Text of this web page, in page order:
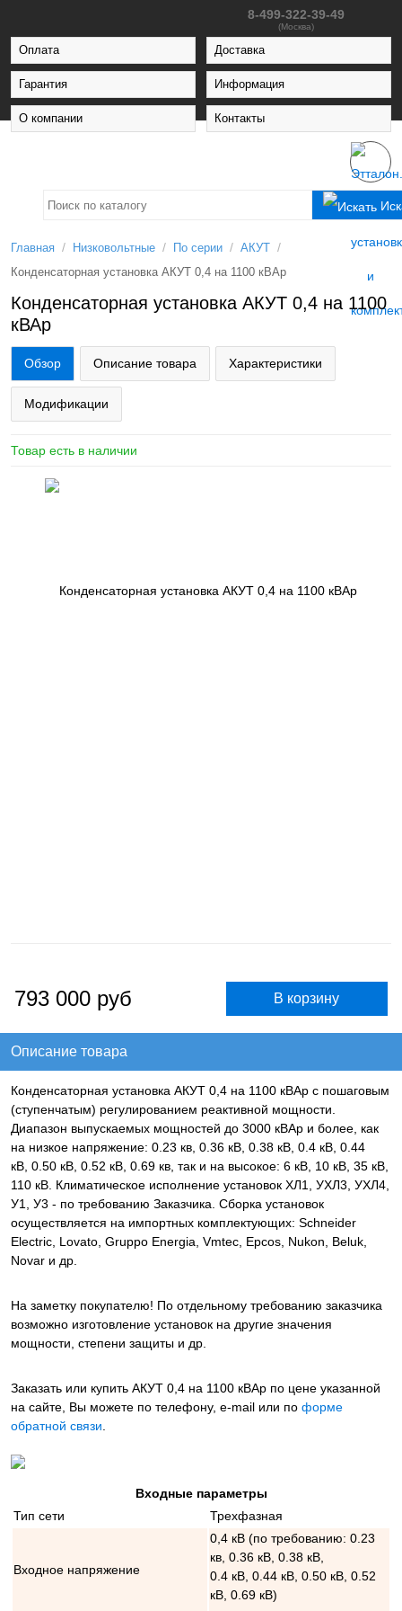
8-499-322-39-49
(Москва)
Оплата Доставка
Гарантия Информация
О компании Контакты
Главная / Низковольтные / По серии / АКУТ /
Конденсаторная установка АКУТ 0,4 на 1100 кВАр
Конденсаторная установка АКУТ 0,4 на 1100
кВАр
Обзор Описание товара Характеристики
Модификации
Товар есть в наличии
793 000 руб
Описание товара
Конденсаторная установка АКУТ 0,4 на 1100 кВАр с пошаговым
(ступенчатым) регулированием реактивной мощности.
Диапазон выпускаемых мощностей до 3000 кВАр и более, как
на низкое напряжение: 0.23 кв, 0.36 кВ, 0.38 кВ, 0.4 кВ, 0.44
кВ, 0.50 кВ, 0.52 кВ, 0.69 кв, так и на высокое: 6 кВ, 10 кВ, 35 кВ,
110 кВ. Климатическое исполнение установок ХЛ1, УХЛ3, УХЛ4,
У1, У3 - по требованию Заказчика. Сборка установок
осуществляется на импортных комплектующих: Schneider
Electric, Lovato, Gruppo Energia, Vmtec, Epcos, Nukon, Beluk,
Novar и др.
На заметку покупателю! По отдельному требованию заказчика
возможно изготовление установок на другие значения
мощности, степени защиты и др.
Заказать или купить АКУТ 0,4 на 1100 кВАр по цене указанной
на сайте, Вы можете по телефону, e-mail или по форме
обратной связи.
Входные параметры
Тип сети
Трехфазная
Входное напряжение
0,4 кВ (по требованию: 0.23
кв, 0.36 кВ, 0.38 кВ,
0.4 кВ, 0.44 кВ, 0.50 кВ, 0.52
кВ, 0.69 кВ)